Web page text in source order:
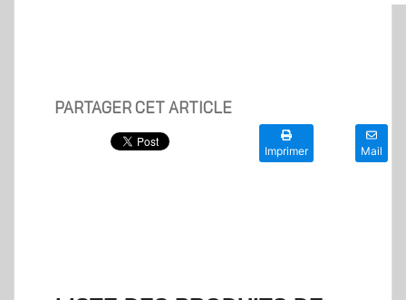
PARTAGER CET ARTICLE
Imprimer Mail